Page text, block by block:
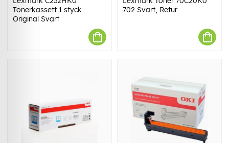
Tonerkassett 1 styck
Original Svart
702 Svart, Retur